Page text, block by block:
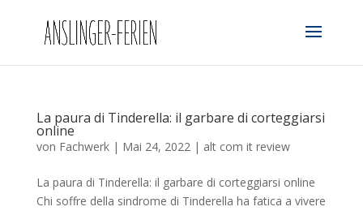
La paura di Tinderella: il garbare di corteggiarsi
online
von Fachwerk| Mai 24, 2022| alt com it review
La paura di Tinderella: il garbare di corteggiarsi online
Chi soffre della sindrome di Tinderella ha fatica a vivere